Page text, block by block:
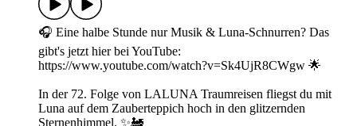
🎧 Eine halbe Stunde nur Musik & Luna-Schnurren? Das
gibt's jetzt hier bei YouTube:
https://www.youtube.com/watch?v=Sk4UjR8CWgw 🌟
In der 72. Folge von LALUNA Traumreisen fliegst du mit
Luna auf dem Zauberteppich hoch in den glitzernden
Sternenhimmel. ✨🚂